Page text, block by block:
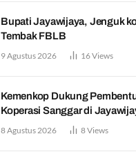
Bupati Jayawijaya, Jenguk
Tembak FBLB
9 Agustus 2026 16Views
Kemenkop Dukung
Koperasi Sanggar di
8 Agustus 2026 8Views